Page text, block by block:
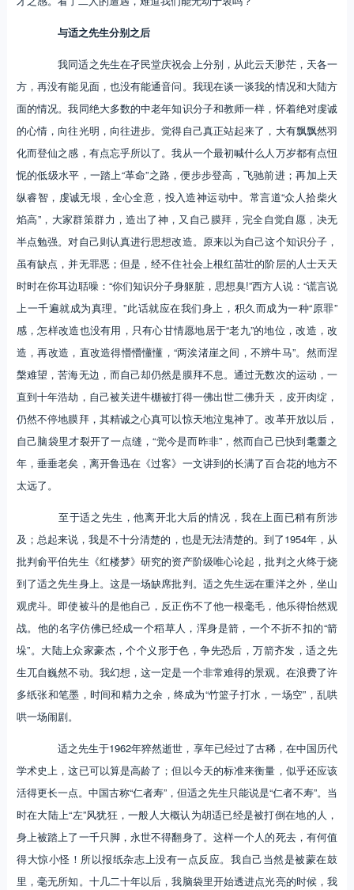
与适之先生分别之后
我同适之先生在孑民堂庆祝会上分别，从此云天渺茫，天各一
方，再没有能见面，也没有能通音问。我现在谈一谈我的情况和大陆方
面的情况。我同绝大多数的中老年知识分子和教师一样，怀着绝对虔诚
的心情，向往光明，向往进步。觉得自己真正站起来了，大有飘飘然羽
化而登仙之感，有点忘乎所以了。我从一个最初喊什么人万岁都有点忸
怩的低级水平，一踏上“革命”之路，便步步登高，飞驰前进；再加上天
纵睿智，虔诚无垠，全心全意，投入造神运动中。常言道“众人拾柴火
焰高”，大家群策群力，造出了神，又自己膜拜，完全自觉自愿，决无
半点勉强。对自己则认真进行思想改造。原来以为自己这个知识分子，
虽有缺点，并无罪恶；但是，经不住社会上根红苗壮的阶层的人士天天
时时在你耳边聒噪：“你们知识分子身躯脏，思想臭!”西方人说：“谎言说
上一千遍就成为真理。”此话就应在我们身上，积久而成为一种“原罪”
感，怎样改造也没有用，只有心甘情愿地居于“老九”的地位，改造，改
造，再改造，直改造得懵懵懂懂，“两涘渚崖之间，不辨牛马”。然而涅
槃难望，苦海无边，而自己却仍然是膜拜不息。通过无数次的运动，一
直到十年浩劫，自己被关进牛棚被打得一佛出世二佛升天，皮开肉绽，
仍然不停地膜拜，其精诚之心真可以惊天地泣鬼神了。改革开放以后，
自己脑袋里才裂开了一点缝，“觉今是而昨非”，然而自己已快到耄耋之
年，垂垂老矣，离开鲁迅在《过客》一文讲到的长满了百合花的地方不
太远了。
至于适之先生，他离开北大后的情况，我在上面已稍有所涉
及；总起来说，我是不十分清楚的，也是无法清楚的。到了1954年，从
批判俞平伯先生《红楼梦》研究的资产阶级唯心论起，批判之火终于烧
到了适之先生身上。这是一场缺席批判。适之先生远在重洋之外，坐山
观虎斗。即使被斗的是他自己，反正伤不了他一根毫毛，他乐得怡然观
战。他的名字仿佛已经成一个稻草人，浑身是箭，一个不折不扣的“箭
垛”。大陆上众家豪杰，个个义形于色，争先恐后，万箭齐发，适之先
生兀自巍然不动。我幻想，这一定是一个非常难得的景观。在浪费了许
多纸张和笔墨，时间和精力之余，终成为“竹篮子打水，一场空”，乱哄
哄一场闹剧。
适之先生于1962年猝然逝世，享年已经过了古稀，在中国历代
学术史上，这已可以算是高龄了；但以今天的标准来衡量，似乎还应该
活得更长一点。中国古称“仁者寿”，但适之先生只能说是“仁者不寿”。当
时在大陆上“左”风犹狂，一般人大概认为胡适已经是被打倒在地的人，
身上被踏上了一千只脚，永世不得翻身了。这样一个人的死去，有何值
得大惊小怪！所以报纸杂志上没有一点反应。我自己当然是被蒙在鼓
里，毫无所知。十几二十年以后，我脑袋里开始透进点光亮的时候，我